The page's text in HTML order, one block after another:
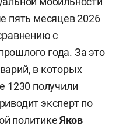
пять месяцев 2026
с
года. За это
в которых
1230 получили
эксперт по
политикеЯков